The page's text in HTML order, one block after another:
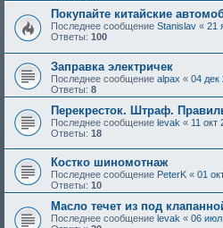
Покупайте китайские
Последнее сообщение Stanislav « 21
Ответы: 100
Заправка электричек
Последнее сообщение alpax « 04 дек
Ответы: 8
Перекресток. Штраф.
Последнее сообщение levak « 11 окт
Ответы: 18
Костко шиномотнаж
Последнее сообщение PeterK « 01
Ответы: 10
Масло течет из под
Последнее сообщение levak « 06 июл